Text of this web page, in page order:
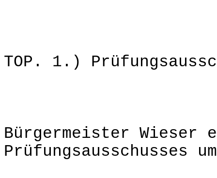
TOP. 1.)
Bürgermeister Wieser
Prüfungsausschusses